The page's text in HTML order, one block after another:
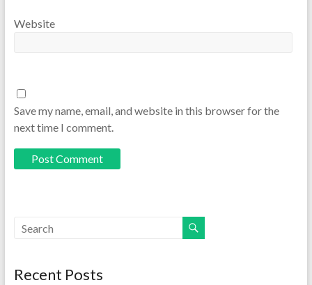
Website
Save my name, email, and website in this browser for the
next time I comment.
Recent Posts